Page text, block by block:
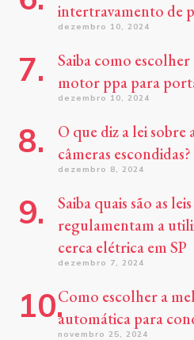
intertravamento de
dezembro 10, 2024
Saiba como escolher
motor ppa para
dezembro 10, 2024
O que diz a lei sobre
câmeras escondidas?
dezembro 8, 2024
Saiba quais são as
regulamentam a
cerca elétrica em SP
dezembro 7, 2024
Como escolher a
automática para
novembro 25, 2024